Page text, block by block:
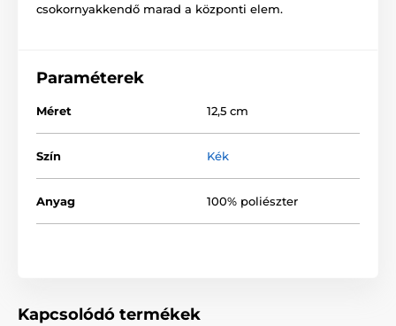
csokornyakkendő marad a központi elem.
Paraméterek
Méret 12,5 cm
Szín Kék
Anyag 100% poliészter
Kapcsolódó termékek